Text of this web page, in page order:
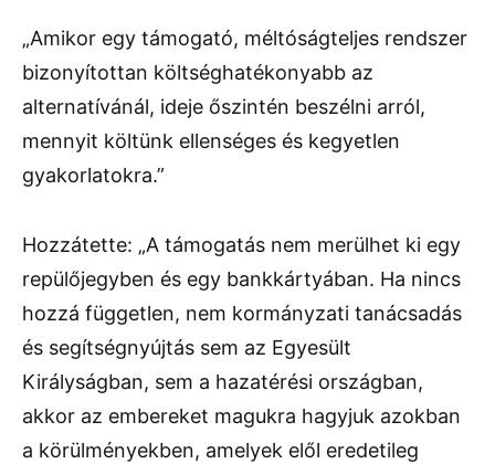
„Amikor egy támogató, méltóságteljes rendszer
bizonyítottan költséghatékonyabb az
alternatívánál, ideje őszintén beszélni arról,
mennyit költünk ellenséges és kegyetlen
gyakorlatokra.”
Hozzátette: „A támogatás nem merülhet ki egy
repülőjegyben és egy bankkártyában. Ha nincs
hozzá független, nem kormányzati tanácsadás
és segítségnyújtás sem az Egyesült
Királyságban, sem a hazatérési országban,
akkor az embereket magukra hagyjuk azokban
a körülményekben, amelyek elől eredetileg